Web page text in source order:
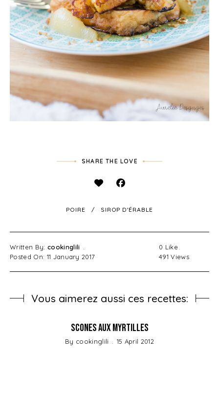
SHARE THE LOVE
POIRE SIROP D'ÉRABLE
Written By: cookinglili
Posted On: 11 January 2017
0 Like
491 Views
Vous aimerez aussi ces recettes:
Scones aux Myrtilles
By cookinglili 15 April 2012